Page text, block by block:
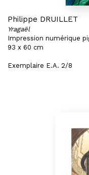
Philippe DRUILLET
Yragaël
Impression numérique
93 x 60 cm
Exemplaire E.A. 2/8